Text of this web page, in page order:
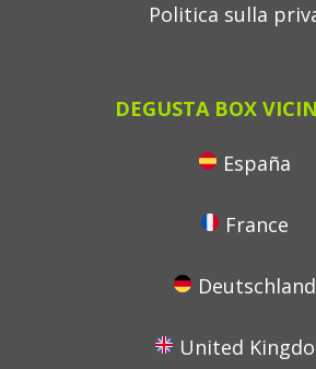
Politica sulla
DEGUSTA BOX
España
France
Deutschland
United